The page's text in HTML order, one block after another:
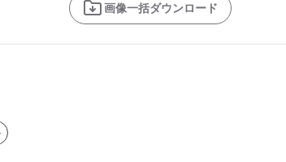
画像一括ダウンロード